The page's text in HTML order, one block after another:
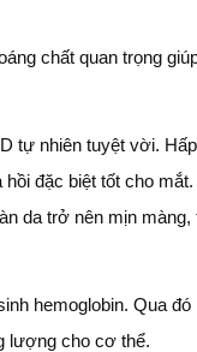
chất quan trọng
tự nhiên tuyệt vời.
đặc biệt tốt cho
da trở nên mịn
hemoglobin. Qua
lượng cho cơ thể.